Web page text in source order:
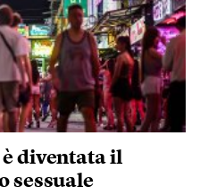
diventata il
sessuale